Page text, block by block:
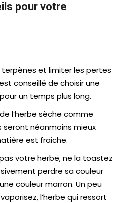
pour votre
terpènes et limiter les pertes
conseillé de choisir une
un temps plus long.
l’herbe sèche comme
seront néanmoins mieux
est fraiche.
votre herbe, ne la toastez
perdre sa couleur
couleur marron. Un peu
l’herbe qui ressort